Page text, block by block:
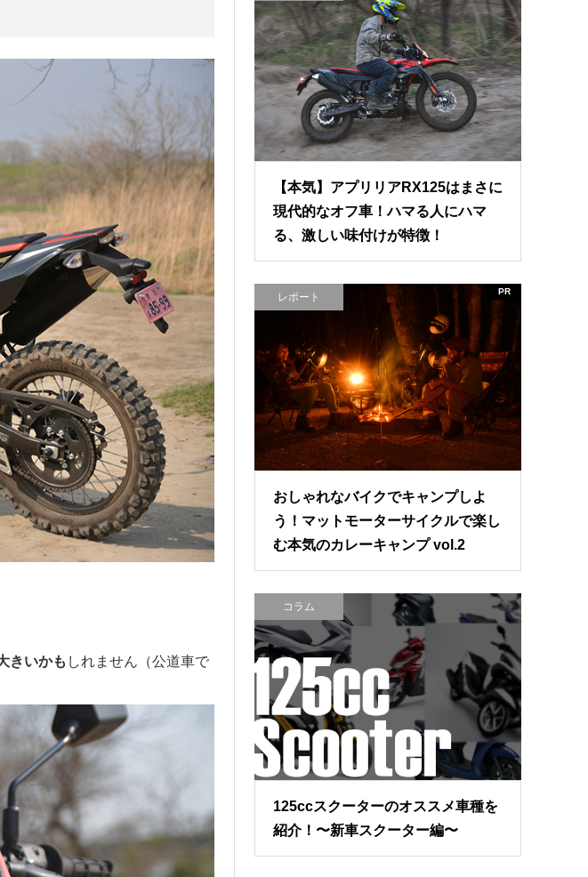
きいかも しれません（公道車で
【本気】アプリリアRX125はまさに
現代的なオフ車！ハマる人にハマ
る、激しい味付けが特徴！
レポート PR
おしゃれなバイクでキャンプしよ
う！マットモーターサイクルで楽し
む本気のカレーキャンプ vol.2
コラム
125ccスクーターのオススメ車種を
紹介！〜新車スクーター編〜